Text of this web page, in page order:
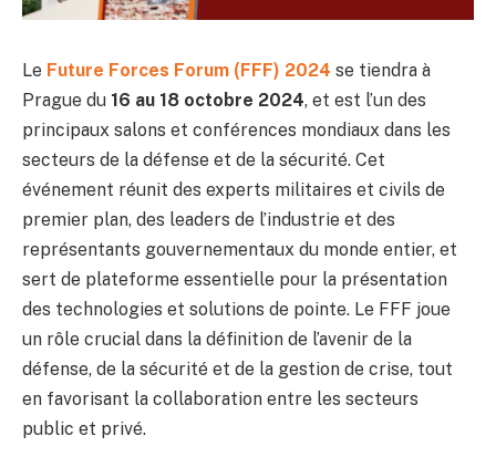
Le Future Forces Forum (FFF) 2024 se tiendra à
Prague du 16 au 18 octobre 2024, et est l’un des
principaux salons et conférences mondiaux dans les
secteurs de la défense et de la sécurité. Cet
événement réunit des experts militaires et civils de
premier plan, des leaders de l’industrie et des
représentants gouvernementaux du monde entier, et
sert de plateforme essentielle pour la présentation
des technologies et solutions de pointe. Le FFF joue
un rôle crucial dans la définition de l’avenir de la
défense, de la sécurité et de la gestion de crise, tout
en favorisant la collaboration entre les secteurs
public et privé.